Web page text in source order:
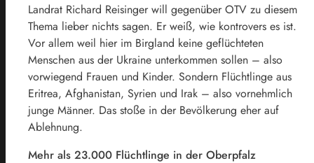
Landrat Richard Reisinger will gegenüber OTV zu diesem
Thema lieber nichts sagen. Er weiß, wie kontrovers es ist.
Vor allem weil hier im Birgland keine geflüchteten
Menschen aus der Ukraine unterkommen sollen – also
vorwiegend Frauen und Kinder. Sondern Flüchtlinge aus
Eritrea, Afghanistan, Syrien und Irak – also vornehmlich
junge Männer. Das stoße in der Bevölkerung eher auf
Ablehnung.
Mehr als 23.000 Flüchtlinge in der Oberpfalz